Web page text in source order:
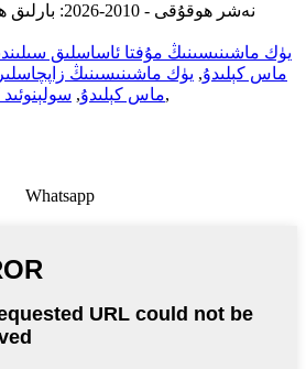
© نەشر ھوقۇقى - 2010-2026: بارلىق ھوقۇقلار قوغدىلىدۇ.
يۈك ماشىنىسىنىڭ مۇفتا ئاساسلىق
ماس كېلىدۇ, يۈك ماشىنىسىنىڭ
ماس كېلىدۇ, سولېنوئىد ,
Whatsapp